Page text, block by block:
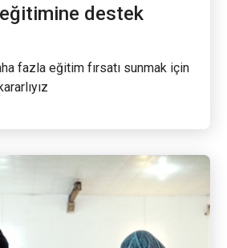
destek
fazla eğitim fırsatı sunmak için